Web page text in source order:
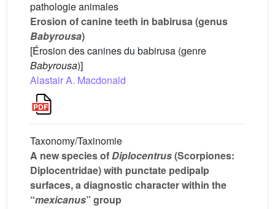
pathologie animales
Erosion of canine teeth in babirusa (genus
Babyrousa)
[Érosion des canines du babirusa (genre
Babyrousa)]
Alastair A. Macdonald
Taxonomy/Taxinomie
A new species ofDiplocentrus(Scorpiones:
Diplocentridae) with punctate pedipalp
surfaces, a diagnostic character within the
“mexicanus” group